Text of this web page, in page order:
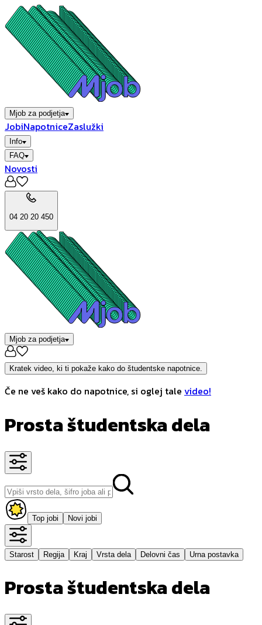
Mjob za podjetja
JobiNapotniceZaslužki
Info
FAQ
Novosti
04 20 20 450
Mjob za podjetja
Kratek video, ki ti pokaže kako do študentske napotnice.
Če ne veš kako do napotnice, si oglej tale video!
Prosta študentska dela
Top jobi Novi jobi
Starost Regija Kraj Vrsta dela Delovni čas Urna postavka
Prosta študentska dela